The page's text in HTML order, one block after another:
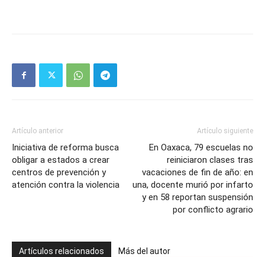
Artículo anterior
Iniciativa de reforma busca
obligar a estados a crear
centros de prevención y
atención contra la violencia
Artículo siguiente
En Oaxaca, 79 escuelas no
reiniciaron clases tras
vacaciones de fin de año: en
una, docente murió por infarto
y en 58 reportan suspensión
por conflicto agrario
Artículos relacionados Más del autor